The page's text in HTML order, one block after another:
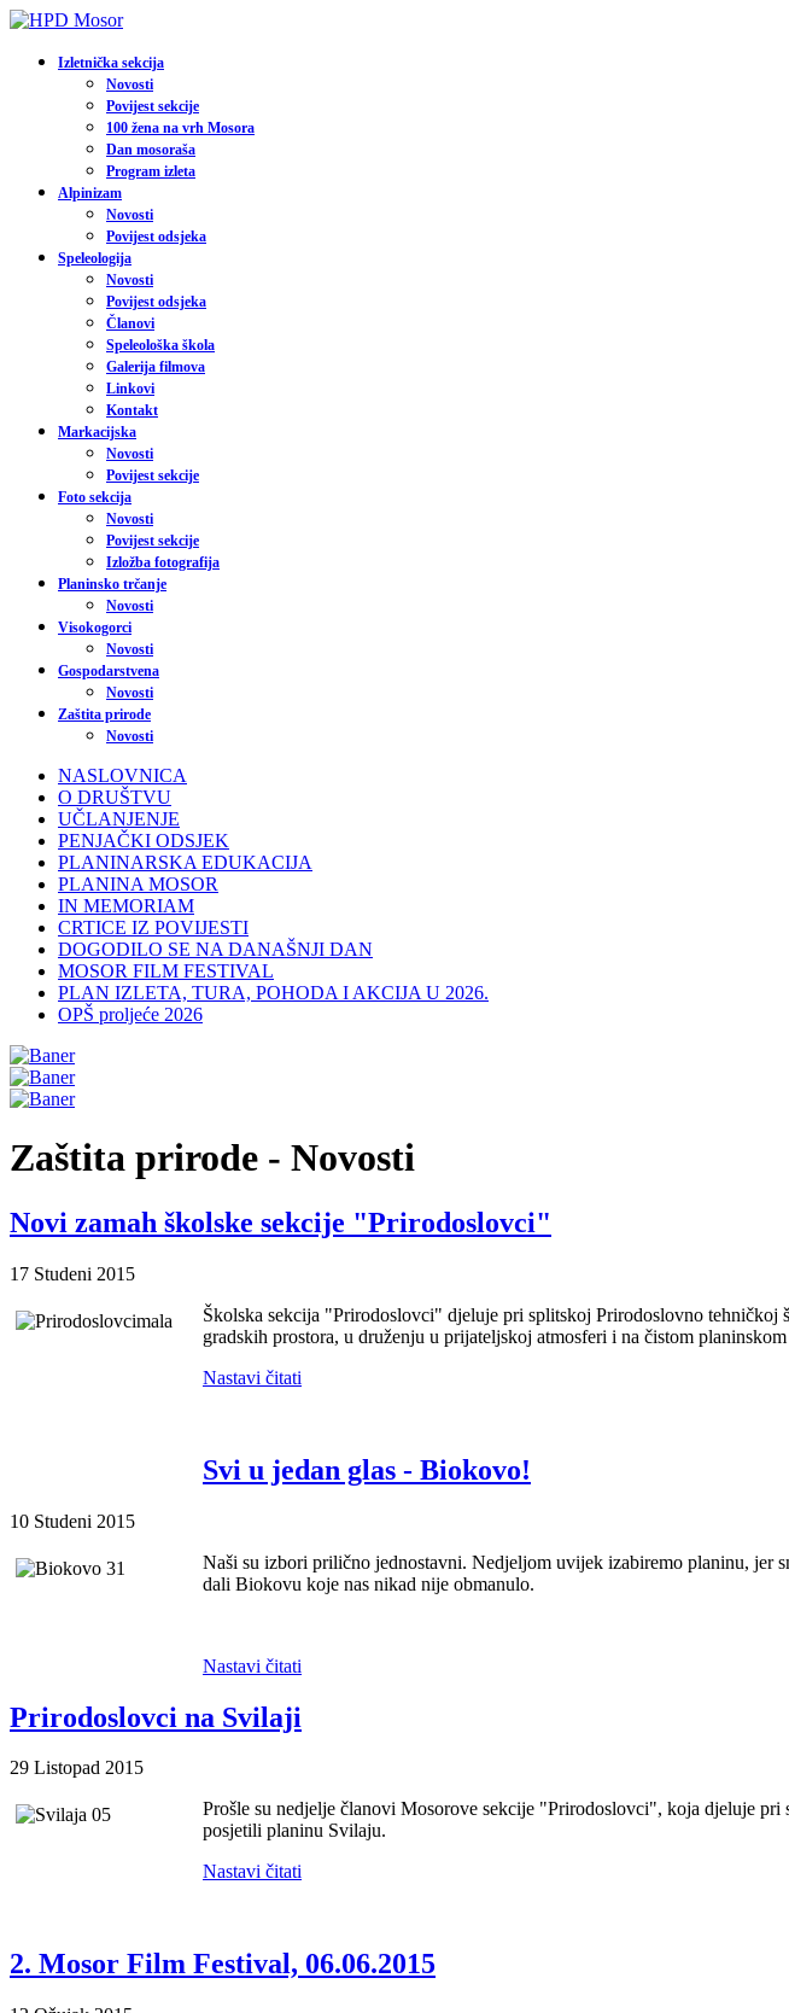
Izletnička sekcija
Novosti
Povijest sekcije
100 žena na vrh Mosora
Dan mosoraša
Program izleta
Alpinizam
Novosti
Povijest odsjeka
Speleologija
Novosti
Povijest odsjeka
Članovi
Speleološka škola
Galerija filmova
Linkovi
Kontakt
Markacijska
Novosti
Povijest sekcije
Foto sekcija
Novosti
Povijest sekcije
Izložba fotografija
Planinsko trčanje
Novosti
Visokogorci
Novosti
Gospodarstvena
Novosti
Zaštita prirode
Novosti
NASLOVNICA
O DRUŠTVU
UČLANJENJE
PENJAČKI ODSJEK
PLANINARSKA EDUKACIJA
PLANINA MOSOR
IN MEMORIAM
CRTICE IZ POVIJESTI
DOGODILO SE NA DANAŠNJI DAN
MOSOR FILM FESTIVAL
PLAN IZLETA, TURA, POHODA I AKCIJA U 2026.
OPŠ proljeće 2026
Zaštita prirode - Novosti
Novi zamah školske sekcije "Prirodoslovci"
17 Studeni 2015
Školska sekcija "Prirodoslovci" djeluje pri splitskoj Prirodoslovno
gradskih prostora, u druženju u prijateljskoj atmosferi i na čistom
Nastavi čitati
Svi u jedan glas - Biokovo!
10 Studeni 2015
Naši su izbori prilično jednostavni. Nedjeljom uvijek izabiremo planinu, jer
dali Biokovu koje nas nikad nije obmanulo.
Nastavi čitati
Prirodoslovci na Svilaji
29 Listopad 2015
Prošle su nedjelje članovi Mosorove sekcije "Prirodoslovci", koja djeluje
posjetili planinu Svilaju.
Nastavi čitati
2. Mosor Film Festival, 06.06.2015